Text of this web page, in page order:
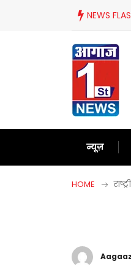
NEWS
न्यूज़
HOME